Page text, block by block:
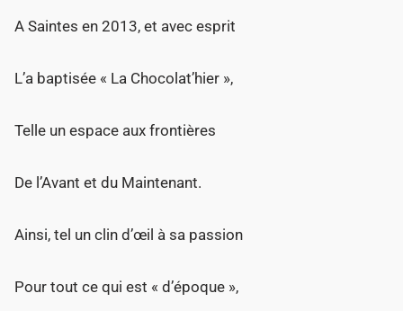
A Saintes en 2013, et avec esprit
L’a baptisée « La Chocolat’hier »,
Telle un espace aux frontières
De l’Avant et du Maintenant.
Ainsi, tel un clin d’œil à sa passion
Pour tout ce qui est « d’époque »,